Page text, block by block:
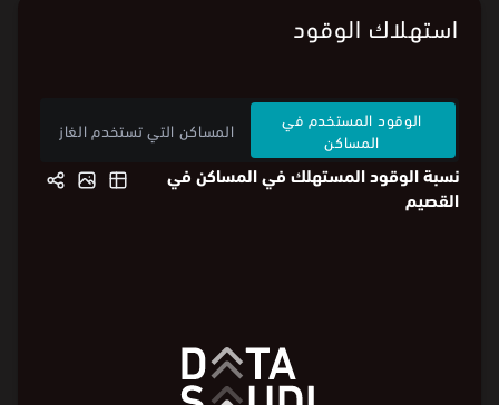
استهلاك الوقود
الوقود المستخدم في
المساكن
المساكن التي تستخدم الغاز
نسبة الوقود المستهلك في المساكن في
القصيم